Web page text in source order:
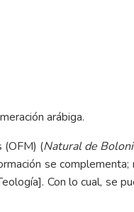
arábiga.
(OFM) (Natural de
se complementa;
Con lo cual, se